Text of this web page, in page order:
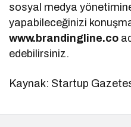
sosyal medya
yapabileceğinizi
www.brandingline.co
edebilirsiniz.
Kaynak: Startup